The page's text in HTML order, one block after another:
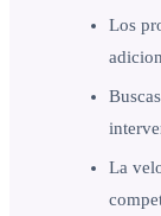
Los
La